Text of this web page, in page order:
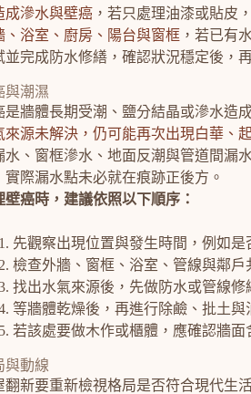
成滲水與壁癌 ，若只處理油漆或貼皮
、浴室、廚房、陽台與窗框 ，若已有
並完成防水修繕，確認狀況穩定後，
與潮濕
是牆體長期受潮、鹽分結晶或滲水造
來源未解決，仍可能再次出現白華、
水、窗框滲水、地面反潮與管道間漏
實際漏水點未必就在痕跡正後方。
壁癌時，建議依照以下順序：
先觀察出現位置與發生時間，例如是
檢查外牆、窗框、浴室、管線與鄰戶
找出水氣來源後，先做防水或管線修
等牆體乾燥後，再進行除鹼、批土與
若該處要做木作或櫃體，應確認牆面
與動線
翻新要重新檢視格局是否符合現代生